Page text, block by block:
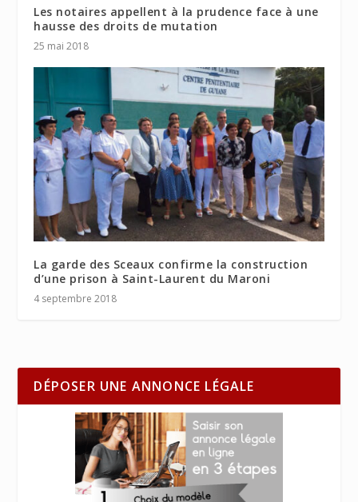
Les notaires appellent à la prudence face à une
hausse des droits de mutation
25 mai 2018
La garde des Sceaux confirme la construction
d’une prison à Saint-Laurent du Maroni
4 septembre 2018
DÉPOSER UNE ANNONCE LÉGALE